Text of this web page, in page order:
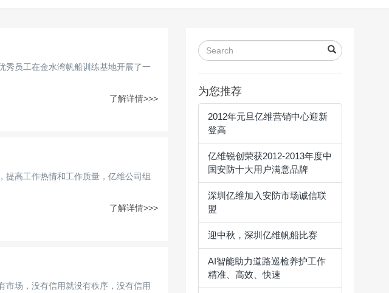
秀员工在金水湾帆船训练基地开展了一
了解详情>>>
提高工作热情和工作质量，亿维公司组
了解详情>>>
市场，没有信用就没有秩序，没有信用
为您推荐
2012年元旦亿维营销中心迎新
登高
亿维锐创荣获2012-2013年度中
国安防十大用户满意品牌
深圳亿维加入安防市场诚信联
盟
迎中秋，深圳亿维帆船比赛
AI智能助力道路巡检养护工作
精准、高效、快速